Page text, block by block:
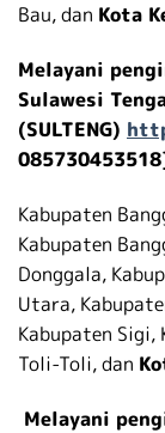
Bau, dan Kota
Melayani
Sulawesi
(SULTENG)
Kabupaten
Kabupaten
Donggala,
Utara,
Kabupaten Sigi,
Toli-Toli, dan
Melayani